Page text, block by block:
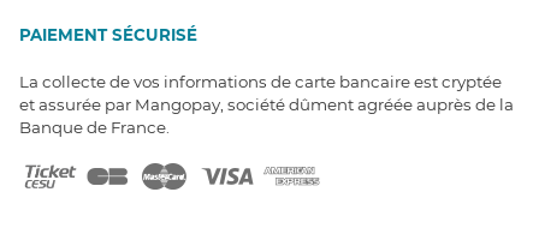
PAIEMENT SÉCURISÉ
La collecte de vos informations de carte bancaire est cryptée
et assurée par Mangopay, société dûment agréée auprès de la
Banque de France.